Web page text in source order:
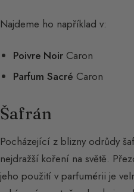
Najdeme ho například v:
Poivre Noir Caron
Parfum Sacré Caron
Šafrán
Pocházející z blizny odrůdy
nejdražší koření na světě.
jeho použití v parfumérii je